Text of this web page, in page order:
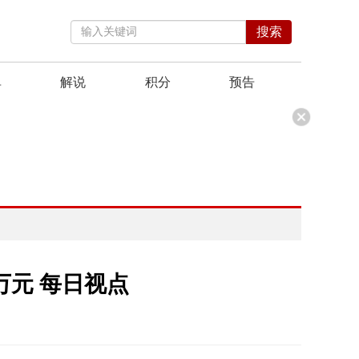
搜索
解说 积分 预告
元 每日视点